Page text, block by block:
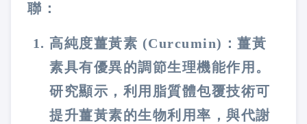
聯：
高純度薑黃素 (Curcumin)：薑黃
素具有優異的調節生理機能作用。
研究顯示，利用脂質體包覆技術可
提升薑黃素的生物利用率，與代謝